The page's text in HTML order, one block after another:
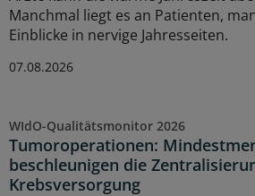
Manchmal liegt es an Patienten,
Einblicke in nervige Jahresseiten.
07.08.2026
WIdO-Qualitätsmonitor 2026
Tumoroperationen:
beschleunigen die
Krebsversorgung